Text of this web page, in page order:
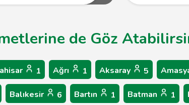
de Göz
1 Ağrı 1 Aksaray 5
Balıkesir 6 Bartın 1 Batman 1